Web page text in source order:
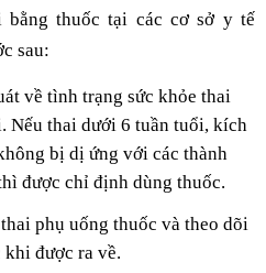
thuốc tại các cơ sở y tế
sau:
về tình trạng sức khỏe thai
Nếu thai dưới 6 tuần tuổi, kích
bị dị ứng với các thành
được chỉ định dùng thuốc.
phụ uống thuốc và theo dõi
được ra về.